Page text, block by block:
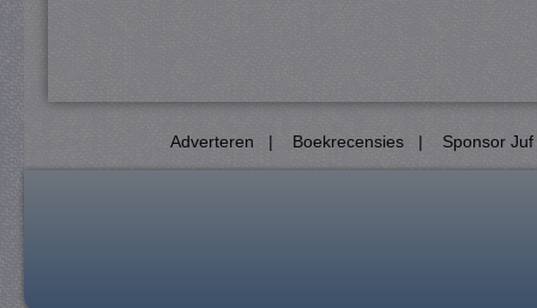
Adverteren | Boekrecensies| Sponsor